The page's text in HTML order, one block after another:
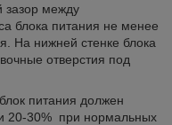
зазор между
блока питания не менее
На нижней стенке блока
отверстия под
питания должен
20-30% при нормальных